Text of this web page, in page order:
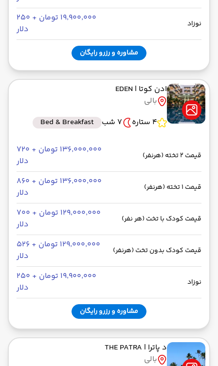
نوزاد
۱۹٬۹۰۰٬۰۰۰ تومان + ۲۵۰
دلار
مشاوره و رزرو رایگان
ادن کوتا | EDEN
بالی
4 ستاره
7 شب Bed & Breakfast
قیمت 2 تخته (هرنفر)
۱۳۶٬۰۰۰٬۰۰۰ تومان + ۷۲۰
دلار
قیمت 1 تخته (هرنفر)
۱۳۶٬۰۰۰٬۰۰۰ تومان + ۸۶۰
دلار
قیمت کودک با تخت (هر نفر)
۱۲۹٬۰۰۰٬۰۰۰ تومان + ۷۰۰
دلار
قیمت کودک بدون تخت (هرنفر)
۱۲۹٬۰۰۰٬۰۰۰ تومان + ۵۲۶
دلار
نوزاد
۱۹٬۹۰۰٬۰۰۰ تومان + ۲۵۰
دلار
مشاوره و رزرو رایگان
د پاترا | THE PATRA
بالی